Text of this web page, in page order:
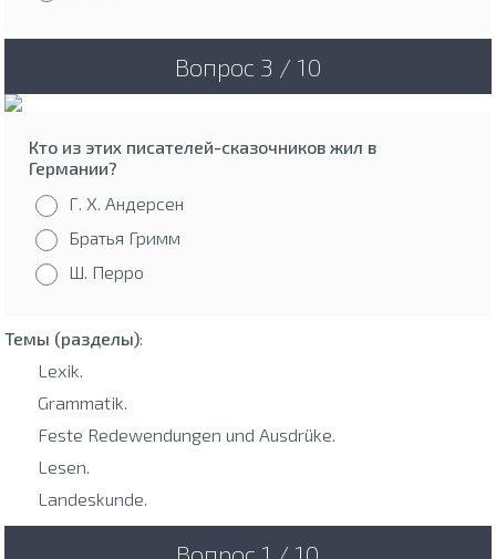
Вопрос 3 / 10
Кто из этих писателей-сказочников жил в
Германии?
Г. Х. Андерсен
Братья Гримм
Ш. Перро
Темы (разделы):
Lexik.
Grammatik.
Feste Redewendungen und Ausdrüke.
Lesen.
Landeskunde.